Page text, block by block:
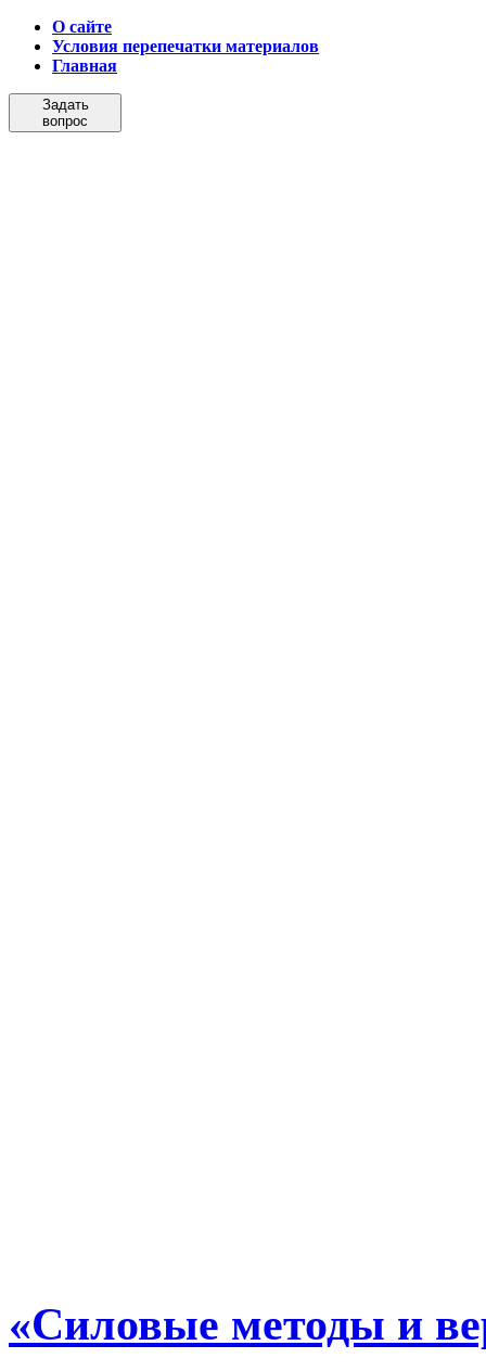
О сайте
Условия перепечатки материалов
Главная
Задать
вопрос
«Силовые методы и